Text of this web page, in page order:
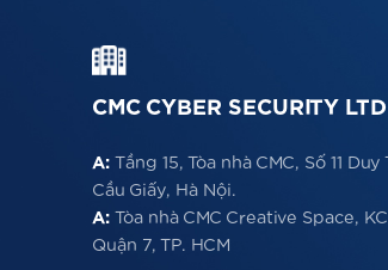
CMC CYBER SECURITY LTD
A: Tầng 15, Tòa nhà CMC, Số 11
Cầu Giấy, Hà Nội.
A: Tòa nhà CMC Creative Space,
Quận 7, TP. HCM